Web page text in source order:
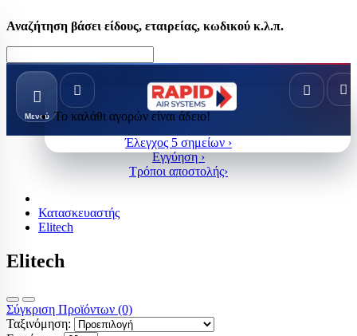
Αναζήτηση βάσει είδους, εταιρείας, κωδικού κ.λ.π.
Μενού Το καλάθι αγορών είναι άδειο!
Έλεγχος 5 σημείων ›
Εγγύηση ›
Τρόποι αποστολής›
Κατασκευαστής
Elitech
Elitech
Σύγκριση Προϊόντων (0)
Ταξινόμηση: